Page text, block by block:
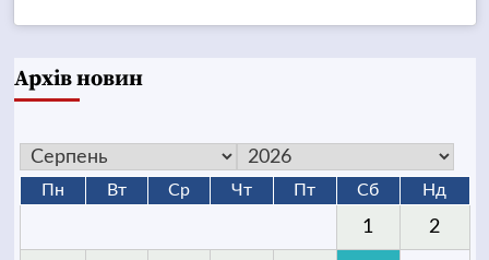
Архів новин
Пн Вт Ср Чт Пт Сб Нд
1 2